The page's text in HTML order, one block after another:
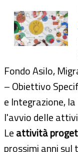
Fondo Asilo,
– Obiettivo
e Integrazione, la
l'avvio delle
Leattività
prossimi anni